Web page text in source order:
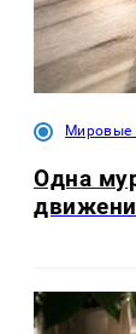
Мировые
Одна